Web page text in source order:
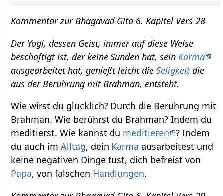
Kommentar zur Bhagavad Gita 6. Kapitel Vers 28
Der Yogi, dessen Geist, immer auf diese Weise
beschäftigt ist, der keine Sünden hat, seinKarma
ausgearbeitet hat, genießt leicht dieSeligkeitdie
aus der Berührung mit Brahman, entsteht.
Wie wirst du glücklich? Durch die Berührung mit
Brahman. Wie berührst du Brahman? Indem du
meditierst. Wie kannst du meditieren ? Indem
du auch imAlltag, dein Karma ausarbeitest und
keine negativen Dinge tust, dich befreist von
Papa, von falschen Handlungen.